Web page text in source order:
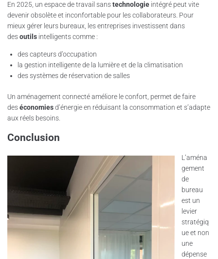
En 2025, un espace de travail sanstechnologie intégré peut vite
devenir obsolète et inconfortable pour les collaborateurs. Pour
mieux gérer leurs bureaux, les entreprises investissent dans
desoutils intelligents comme :
des capteurs d’occupation
la gestion intelligente de la lumière et de la climatisation
des systèmes de réservation de salles
Un aménagement connecté améliore le confort, permet de faire
deséconomiesd’énergie en réduisant la consommation et s’adapte
aux réels besoins.
Conclusion
L’aména
gement
de
bureau
est un
levier
stratégiq
ue et non
une
dépense